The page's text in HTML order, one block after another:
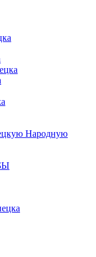
Народную